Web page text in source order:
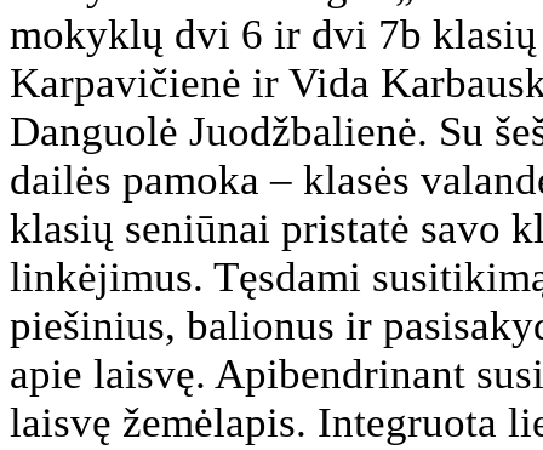
mokyklų dvi 6 ir dvi 7b
Karpavičienė ir Vida
Danguolė Juodžbalienė. Su
dailės pamoka – klasės
klasių seniūnai pristatė savo
linkėjimus. Tęsdami
piešinius, balionus ir
apie laisvę. Apibendrinant
laisvę žemėlapis. Integruota